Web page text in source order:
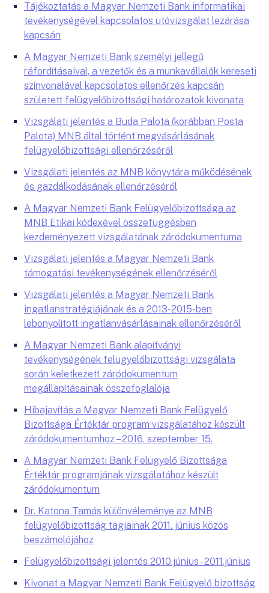
Tájékoztatás a Magyar Nemzeti Bank informatikai
tevékenységével kapcsolatos utóvizsgálat lezárása
kapcsán
A Magyar Nemzeti Bank személyi jellegű
ráfordításaival, a vezetők és a munkavállalók kereseti
színvonalával kapcsolatos ellenőrzés kapcsán
született felügyelőbizottsági határozatok kivonata
Vizsgálati jelentés a Buda Palota (korábban Posta
Palota) MNB által történt megvásárlásának
felügyelőbizottsági ellenőrzéséről
Vizsgálati jelentés az MNB könyvtára működésének
és gazdálkodásának ellenőrzéséről
A Magyar Nemzeti Bank Felügyelőbizottsága az
MNB Etikai kódexével összefüggésben
kezdeményezett vizsgálatának záródokumentuma
Vizsgálati jelentés a Magyar Nemzeti Bank
támogatási tevékenységének ellenőrzéséről
Vizsgálati jelentés a Magyar Nemzeti Bank
ingatlanstratégiájának és a 2013-2015-ben
lebonyolított ingatlanvásárlásainak ellenőrzéséről
A Magyar Nemzeti Bank alapítványi
tevékenységének felügyelőbizottsági vizsgálata
során keletkezett záródokumentum
megállapításainak összefoglalója
Hibajavítás a Magyar Nemzeti Bank Felügyelő
Bizottsága Értéktár program vizsgálatához készült
záródokumentumhoz – 2016. szeptember 15.
A Magyar Nemzeti Bank Felügyelő Bizottsága
Értéktár programjának vizsgálatához készült
záródokumentum
Dr. Katona Tamás különvéleménye az MNB
felügyelőbizottság tagjainak 2011. június közös
beszámolójához
Felügyelőbizottsági jelentés 2010.június - 2011.június
Kivonat a Magyar Nemzeti Bank Felügyelő bizottság